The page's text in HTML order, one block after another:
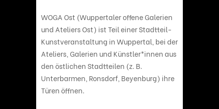
WOGA Ost (Wuppertaler offene Galerien
und Ateliers Ost) ist Teil einer Stadtteil-
Kunstveranstaltung in Wuppertal, bei der
Ateliers, Galerien und Künstler*innen aus
den östlichen Stadtteilen (z. B.
Unterbarmen, Ronsdorf, Beyenburg) ihre
Türen öffnen.